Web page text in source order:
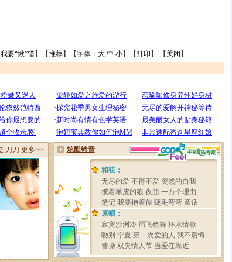
我要“揪”错】【推荐】【字体： 大 中 小】【打印 】 【 关闭 】